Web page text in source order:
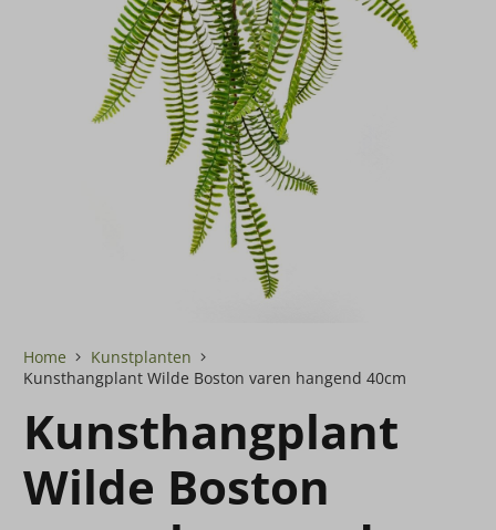
Home
Kunstplanten
Kunsthangplant Wilde Boston varen hangend 40cm
Kunsthangplant
Wilde Boston